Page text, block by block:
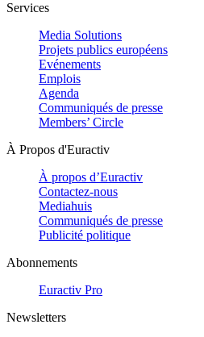
Services
Media Solutions
Projets publics européens
Evénements
Emplois
Agenda
Communiqués de presse
Members’ Circle
À Propos d'Euractiv
À propos d’Euractiv
Contactez-nous
Mediahuis
Communiqués de presse
Publicité politique
Abonnements
Euractiv Pro
Newsletters